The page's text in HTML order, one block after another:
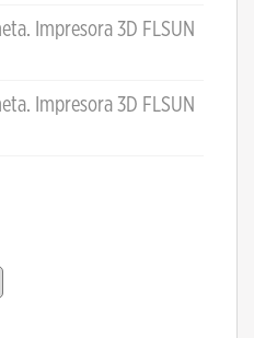
Impresora 3D FLSUN
Impresora 3D FLSUN